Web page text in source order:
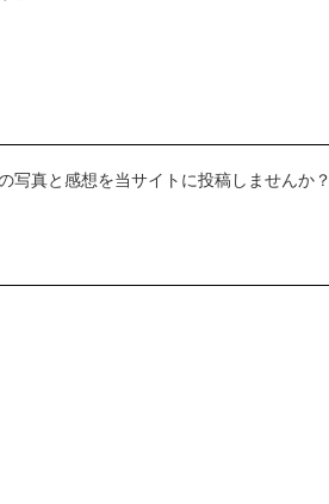
写真と感想を当サイトに投稿しませんか？